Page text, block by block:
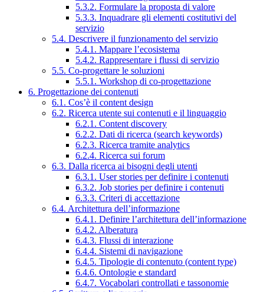
5.3.2. Formulare la proposta di valore
5.3.3. Inquadrare gli elementi costitutivi del
servizio
5.4. Descrivere il funzionamento del servizio
5.4.1. Mappare l’ecosistema
5.4.2. Rappresentare i flussi di servizio
5.5. Co-progettare le soluzioni
5.5.1. Workshop di co-progettazione
6. Progettazione dei contenuti
6.1. Cos’è il content design
6.2. Ricerca utente sui contenuti e il linguaggio
6.2.1. Content discovery
6.2.2. Dati di ricerca (search keywords)
6.2.3. Ricerca tramite analytics
6.2.4. Ricerca sui forum
6.3. Dalla ricerca ai bisogni degli utenti
6.3.1. User stories per definire i contenuti
6.3.2. Job stories per definire i contenuti
6.3.3. Criteri di accettazione
6.4. Architettura dell’informazione
6.4.1. Definire l’architettura dell’informazione
6.4.2. Alberatura
6.4.3. Flussi di interazione
6.4.4. Sistemi di navigazione
6.4.5. Tipologie di contenuto (content type)
6.4.6. Ontologie e standard
6.4.7. Vocabolari controllati e tassonomie